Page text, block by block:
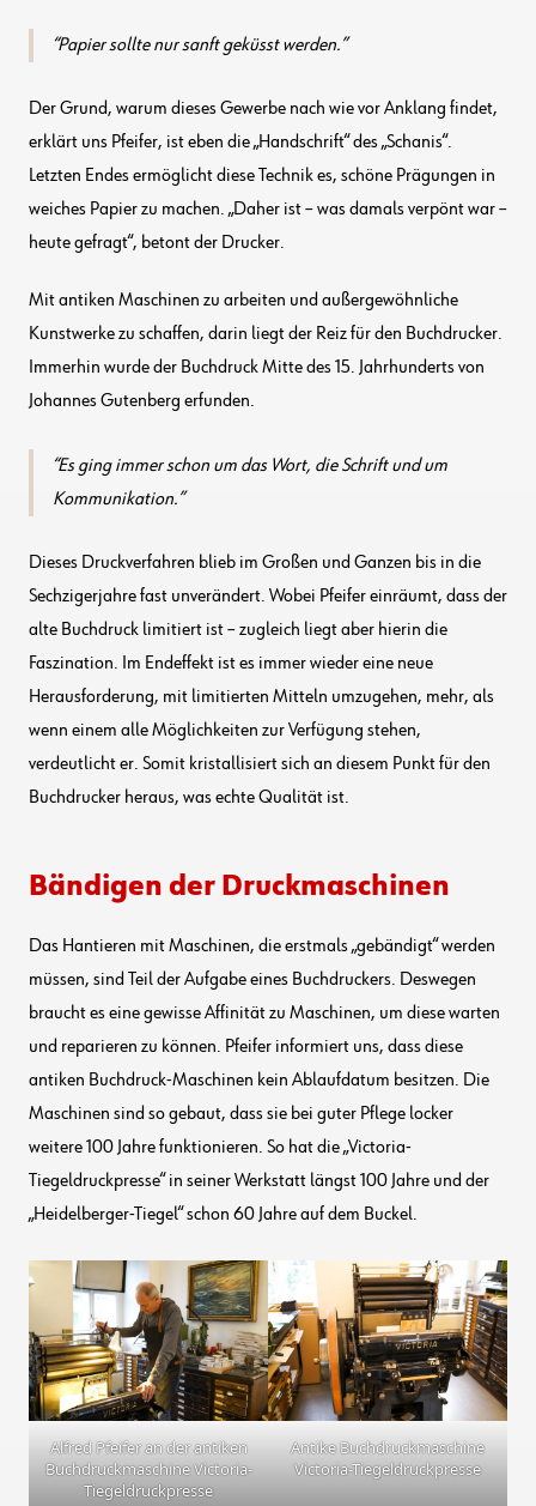
Papier sollte nur sanft geküsst werden.
Der Grund, warum dieses Gewerbe nach wie vor Anklang findet,
erklärt uns Pfeifer, ist eben die „Handschrift“ des „Schanis“.
Letzten Endes ermöglicht diese Technik es, schöne Prägungen in
weiches Papier zu machen. „Daher ist – was damals verpönt war –
heute gefragt“, betont der Drucker.
Mit antiken Maschinen zu arbeiten und außergewöhnliche
Kunstwerke zu schaffen, darin liegt der Reiz für den Buchdrucker.
Immerhin wurde der Buchdruck Mitte des 15. Jahrhunderts von
Johannes Gutenberg erfunden.
Es ging immer schon um das Wort, die Schrift und um
Kommunikation.
Dieses Druckverfahren blieb im Großen und Ganzen bis in die
Sechzigerjahre fast unverändert. Wobei Pfeifer einräumt, dass der
alte Buchdruck limitiert ist – zugleich liegt aber hierin die
Faszination. Im Endeffekt ist es immer wieder eine neue
Herausforderung, mit limitierten Mitteln umzugehen, mehr, als
wenn einem alle Möglichkeiten zur Verfügung stehen,
verdeutlicht er. Somit kristallisiert sich an diesem Punkt für den
Buchdrucker heraus, was echte Qualität ist.
Bändigen der Druckmaschinen
Das Hantieren mit Maschinen, die erstmals „gebändigt“ werden
müssen, sind Teil der Aufgabe eines Buchdruckers. Deswegen
braucht es eine gewisse Affinität zu Maschinen, um diese warten
und reparieren zu können. Pfeifer informiert uns, dass diese
antiken Buchdruck-Maschinen kein Ablaufdatum besitzen. Die
Maschinen sind so gebaut, dass sie bei guter Pflege locker
weitere 100 Jahre funktionieren. So hat die „Victoria-
Tiegeldruckpresse“ in seiner Werkstatt längst 100 Jahre und der
„Heidelberger-Tiegel“ schon 60 Jahre auf dem Buckel.
Alfred Pfeifer an der antiken
Buchdruckmaschine Victoria-
Tiegeldruckpresse
Antike Buchdruckmaschine
Victoria-Tiegeldruckpresse